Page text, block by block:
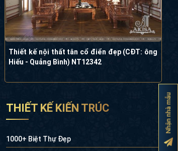
Thiết kế nội thất tân cổ điển đẹp (CĐT: ông
Hiếu - Quảng Bình) NT12342
THIẾT KẾ KIẾN TRÚC
1000+ Biệt Thự Đẹp
Nhận nhà mẫu